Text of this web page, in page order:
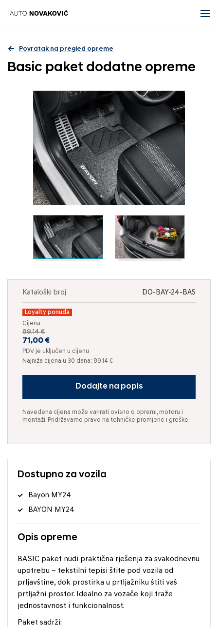
Povratak na pregled opreme
Basic paket dodatne opreme
Kataloški broj DO-BAY-24-BAS
Loyalty ponuda
Cijena
89,14 €
71,00 €
PDV je uključen u cijenu
Najniža cijena u 30 dana: 89,14 €
Dodajte na popis
Navedena cijena može varirati ovisno o opremi, motoru i
montaži. Pridržavamo pravo na tehničke promjene i greške.
Dostupno za vozila
Bayon MY24
BAYON MY24
Opis opreme
BASIC paket nudi praktična rješenja za svakodnevnu
upotrebu – tekstilni tepisi štite pod vozila od
prljavštine, dok prostirka u prtljažniku štiti vaš
prtljažni prostor. Idealno za vozače koji traže
jednostavnost i funkcionalnost.
Paket sadrži: